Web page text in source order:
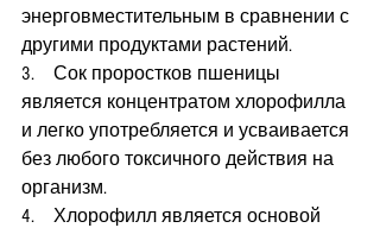
энерговместительным в сравнении с
другими продуктами растений.
3.    Сок проростков пшеницы
является концентратом хлорофилла
и легко употребляется и усваивается
без любого токсичного действия на
организм.
4.    Хлорофилл является основой